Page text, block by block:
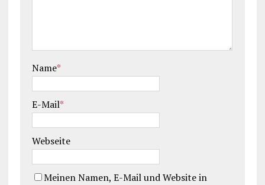
Name*
E-Mail*
Webseite
Meinen Namen, E-Mail und Website in